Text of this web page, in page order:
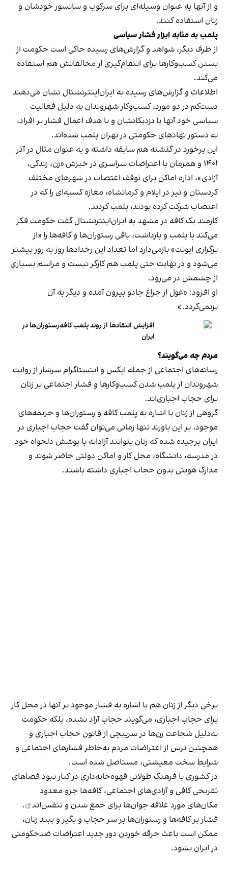
و از آنها به عنوان وسیله‌ای برای سرکوب و سانسور خودشان و
زنان استفاده کنند.
پلمب به مثابه ابزار فشار سیاسی
از طرف دیگر، شواهد و گزارش‌های رسیده حاکی است حکومت از
بستن کسب‌وکارها برای انتقام‌گیری از مخالفانش هم استفاده
می‌کند.
اطلاعات و گزارش‌های رسیده به ایران‌اینترنشنال نشان می‌دهند
دست‌کم در دو مورد، کسب‌وکار شهروندان به دلیل فعالیت
سیاسی خود آنها یا نزدیکانشان و با هدف اعمال فشار بر افراد،
به دستور نهادهای حکومتی در تهران پلمب شده‌اند.
این برخورد در گذشته هم سابقه داشته و به عنوان مثال در آذر
۱۴۰۱ و همزمان با اعتراضات سراسری در خیزش «زن، زندگی،
آزادی»، اداره اماکن برای توقف اعتصاب در شهرهای مختلف
کردستان و نیز در ایلام و کرمانشاه، مغازه کسبه‌ای را که در
اعتصاب شرکت کرده بودند، پلمب کردند.
کارمند یک کافه در مشهد به ایران‌اینترنشنال گفت حکومت فکر
می‌کند با پلمب و بازداشت، باقی رستوران‌ها و کافه‌ها را «از
برگزاری ایونت» بازمی‌دارد اما تعداد این رخدادها روز به روز بیشتر
می‌شود و در نهایت حتی پلمب هم کارگر نیست و مراسم بسیاری
از چشمش در می‌رود.
او افزود: «غول از چراغ جادو بیرون آمده و دیگر به آن
برنمی‎‌گردد.»
افزایش انتقادها از روند پلمب کافه‌رستوران‌ها در
ایران
مردم چه می‌گویند؟
رسانه‎‌های اجتماعی از جمله ایکس و اینستاگرام سرشار از روایت
شهروندان از پلمب شدن کسب‌وکارها و فشار اجتماعی بر زنان
برای حجاب اجباری‌اند.
گروهی از زنان با اشاره به پلمب کافه و رستوران‌ها و جریمه‌های
موجود، بر این باورند تنها زمانی می‌توان گفت حجاب اجباری در
ایران برچیده شده که زنان بتوانند آزادانه با پوشش دلخواه خود
در مدرسه، دانشگاه، محل کار و اماکن دولتی حاضر شوند و
مدارک هویتی بدون حجاب اجباری داشته باشند.
برخی دیگر از زنان هم با اشاره به فشار موجود بر آنها در محل کار
برای حجاب اجباری، می‌گویند حجاب آزاد نشده، بلکه حکومت
به‌دلیل شجاعت زن‌ها در سرپیچی از قانون حجاب اجباری و
همچنین ترس از اعتراضات مردم به‌خاطر فشارهای اجتماعی و
شرایط سخت معیشتی، مستاصل شده است.
در کشوری با فرهنگ طولانی قهوه‌‌خانه‌داری در کنار نبود فضاهای
تفریحی کافی و آزادی‌های اجتماعی، کافه‌ها جزو معدود
مکان‌های مورد علاقه جوان‌ها برای جمع شدن و تنفس‌اند
.
فشار بر کافه‌ها و رستوران‌ها بر سر حجاب و بگیر و ببند زنان،
ممکن است باعث جرقه خوردن دور جدید اعتراضات ضدحکومتی
در ایران بشود.